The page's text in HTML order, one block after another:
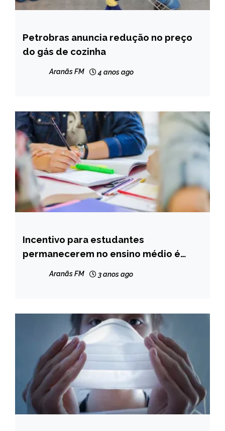
BRASIL
NOTÍCIAS
Petrobras anuncia redução no preço
do gás de cozinha
Aranãs FM 4 anos ago
BRASIL
NOTÍCIAS
Incentivo para estudantes
permanecerem no ensino médio é
Aranãs FM 3 anos ago